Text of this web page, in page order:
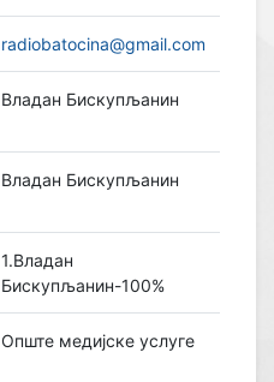
radiobatocina@gmail.com
Владан Бискупљанин
Владан Бискупљанин
1.Владан
Бискупљанин-100%
Опште медијске услуге